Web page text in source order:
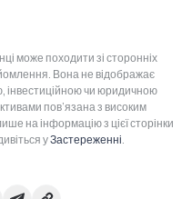
може походити зі сторонніх
Вона не відображає
інвестиційною чи юридичною
пов’язана з високим
на інформацію з цієї сторінки
уЗастереженні.